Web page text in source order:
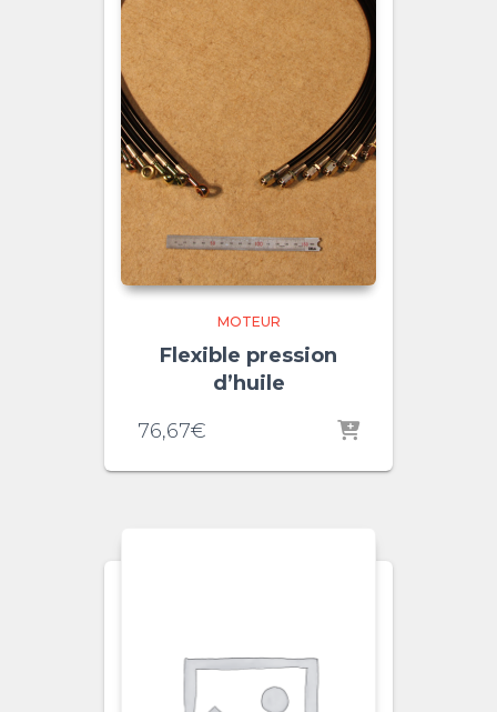
MOTEUR
Flexible pression
d’huile
76,67€